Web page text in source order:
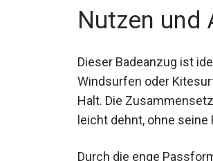
Nutzen und
Dieser Badeanzug ist
Windsurfen oder
Halt. Die
Wasser leicht dehnt,
Durch die enge